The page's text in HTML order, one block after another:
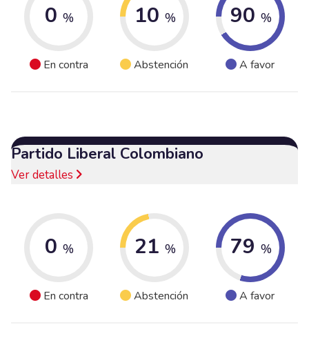
0 %
En contra
10 %
Abstención
90 %
A favor
Partido Liberal Colombiano
Ver detalles
0 %
En contra
21 %
Abstención
79 %
A favor